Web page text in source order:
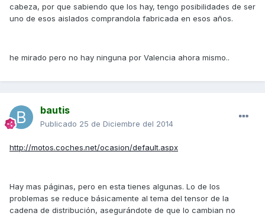
cabeza, por que sabiendo que los hay, tengo posibilidades de ser
uno de esos aislados comprandola fabricada en esos años.
he mirado pero no hay ninguna por Valencia ahora mismo..
bautis
Publicado 25 de Diciembre del 2014
http://motos.coches.net/ocasion/default.aspx
Hay mas páginas, pero en esta tienes algunas. Lo de los
problemas se reduce básicamente al tema del tensor de la
cadena de distribución, asegurándote de que lo cambian no